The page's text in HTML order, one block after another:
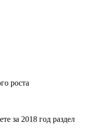
роста
за 2018 год раздел